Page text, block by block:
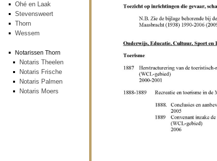
Ohé en Laak
Stevensweert
Thorn
Wessem
Notarissen Thorn
Notaris Theelen
Notaris Frische
Notaris Palmen
Notaris Moers